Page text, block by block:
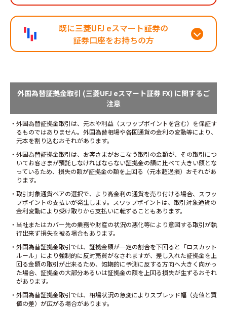
既に三菱UFJ eスマート証券の
証券口座をお持ちの方
外国為替証拠金取引 (三菱UFJ eスマート証券 FX) に関するご
注意
・外国為替証拠金取引は、元本や利益（スワップポイントを含む）を保証す
るものではありません。外国為替相場や各国通貨の金利の変動等により、
元本を割り込むおそれがあります。
・外国為替証拠金取引は、お客さまがおこなう取引の金額が、その取引につ
いてお客さまが預託しなければならない証拠金の額に比べて大きい額とな
っているため、損失の額が証拠金の額を上回る（元本超過損）おそれがあ
ります。
・取引対象通貨ペアの選択で、より高金利の通貨を売り付ける場合、スワッ
プポイントの支払いが発生します。スワップポイントは、取引対象通貨の
金利変動により受け取りから支払いに転ずることもあります。
・当社またはカバー先の業務や財産の状況の悪化等により意図する取引が執
行出来ず損失を被る場合もあります。
・外国為替証拠金取引では、証拠金額が一定の割合を下回ると「ロスカット
ルール」により強制的に反対売買がなされますが、差し入れた証拠金を上
回る金額の取引が出来るため、短期的に予測に反する方向へ大きく向かっ
た場合、証拠金の大部分あるいは証拠金の額を上回る損失が生ずるおそれ
があります。
・外国為替証拠金取引では、相場状況の急変によりスプレッド幅（売値と買
値の差）が広がる場合があります。